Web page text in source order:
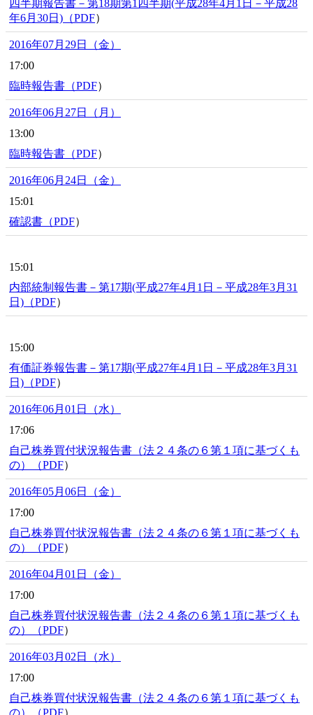
四半期報告書－第18期第1四半期(平成28年4月1日－平成28
年6月30日)（PDF）
2016年07月29日（金）
17:00
臨時報告書（PDF）
2016年06月27日（月）
13:00
臨時報告書（PDF）
2016年06月24日（金）
15:01
確認書（PDF）
15:01
内部統制報告書－第17期(平成27年4月1日－平成28年3月31
日)（PDF）
15:00
有価証券報告書－第17期(平成27年4月1日－平成28年3月31
日)（PDF）
2016年06月01日（水）
17:06
自己株券買付状況報告書（法２４条の６第１項に基づくも
の）（PDF）
2016年05月06日（金）
17:00
自己株券買付状況報告書（法２４条の６第１項に基づくも
の）（PDF）
2016年04月01日（金）
17:00
自己株券買付状況報告書（法２４条の６第１項に基づくも
の）（PDF）
2016年03月02日（水）
17:00
自己株券買付状況報告書（法２４条の６第１項に基づくも